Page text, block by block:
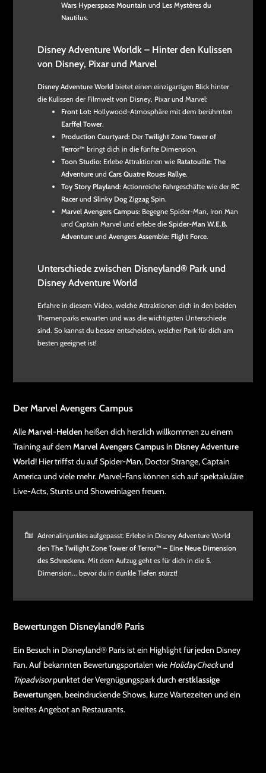
Wars Hyperspace Mountain und Les Mystères du
Nautilus.
Disney Adventure Worldk – Hinter den Kulissen
von Disney, Pixar und Marvel
Disney Adventure World bietet einen einzigartigen Blick hinter
die Kulissen der Filmwelt von Disney, Pixar und Marvel:
Front Lot: Hollywood-Atmosphäre mit dem berühmten
Earffel Tower.
Production Courtyard: Der Twilight Zone Tower of
Terror™ bringt dich in die fünfte Dimension.
Toon Studio: Erlebe Attraktionen wie Ratatouille: The
Adventure und Cars Quatre Roues Rallye.
Toy Story Playland: Actionreiche Fahrgeschäfte wie der RC
Racer und Slinky Dog Zigzag Spin.
Marvel Avengers Campus: Begegne Spider-Man, Iron Man
und Captain Marvel und erlebe die Spider-Man W.E.B.
Adventure und Avengers Assemble: Flight Force.
Unterschiede zwischen Disneyland® Park und
Disney Adventure World
Erfahre in diesem Video, welche Attraktionen dich in den beiden
Themenparks erwarten und was die wichtigsten Unterschiede
sind. So kannst du besser entscheiden, welcher Park für dich am
besten geeignet ist!
Der Marvel Avengers Campus
AlleMarvel-Helden heißen dich herzlich willkommen zu einem
Training auf demMarvel Avengers Campus in Disney Adventure
World! Hier triffst du auf Spider-Man, Doctor Strange, Captain
America und viele mehr. Marvel-Fans können sich auf spektakuläre
Live-Acts, Stunts und Showeinlagen freuen.
Adrenalinjunkies aufgepasst: Erlebe in Disney Adventure World
den The Twilight Zone Tower of Terror™ – Eine Neue Dimension
des Schreckens. Mit dem Aufzug geht es für dich in die 5.
Dimension... bevor du in dunkle Tiefen stürzt!
Bewertungen Disneyland® Paris
Ein Besuch in Disneyland® Paris ist ein Highlight für jeden Disney
Fan. Auf bekannten Bewertungsportalen wie HolidayCheckund
Tripadvisorpunktet der Vergnügungspark durch erstklassige
Bewertungen, beeindruckende Shows, kurze Wartezeiten und ein
breites Angebot an Restaurants.